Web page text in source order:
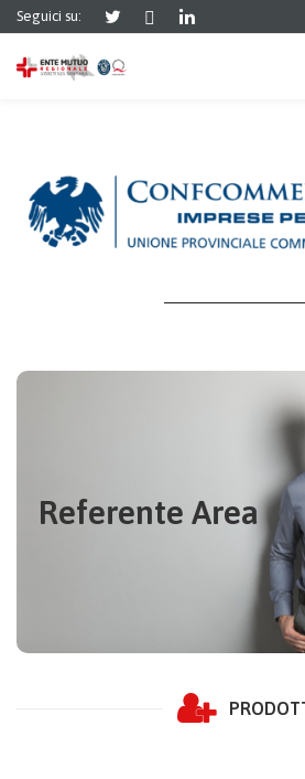
Seguici su:
Referente Area
Referente
Tel. 349 43
CONTATTACI